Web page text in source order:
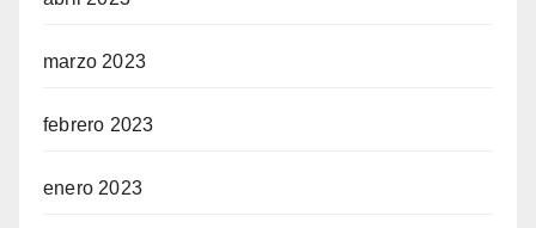
marzo 2023
febrero 2023
enero 2023